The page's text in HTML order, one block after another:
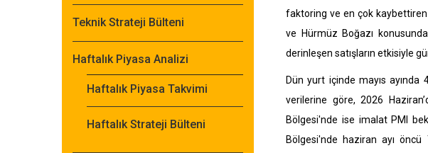
Teknik Strateji Bülteni
Haftalık Piyasa Analizi
Haftalık Piyasa Takvimi
Haftalık Strateji Bülteni
faktoring ve en çok
ve Hürmüz Boğazı
derinleşen satışların etkisiyle
Dün yurt içinde mayıs ayında
verilerine göre, 2026
Bölgesi'nde ise imalat PMI
Bölgesi'nde haziran ayı öncü